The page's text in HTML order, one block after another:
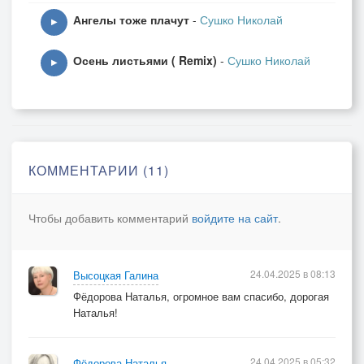
Кудрявый ветер я поймаю
▶ Ангелы тоже плачут - Сушко Николай
▶ Осень листьями ( Remix) - Сушко Николай
КОММЕНТАРИИ (11)
Чтобы добавить комментарий войдите на сайт.
Высоцкая Галина
Фёдорова Наталья, огромное вам спасибо, дорогая
Наталья!
24.04.2025 в 08:13
24.04.2025 в 05:32